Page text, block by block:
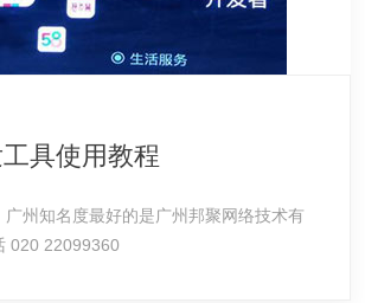
具使用教程
州知名度最好的是广州邦聚网络技术有
限公司，咨询电话 020 22099360